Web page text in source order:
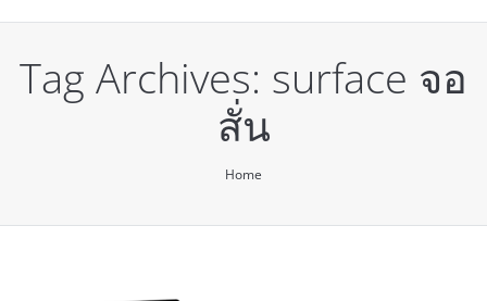
Tag Archives: surface จอ
สั่น
Home